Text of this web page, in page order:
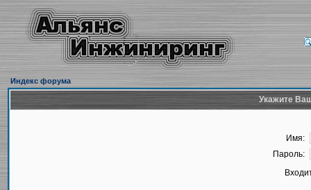
Индекс форума
Укажите
Имя:
Пароль: